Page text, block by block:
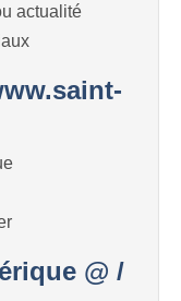
actualité
@ /